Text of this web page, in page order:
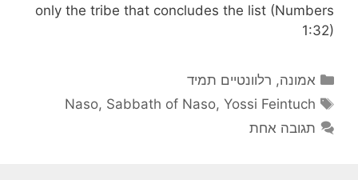
only the tribe that concludes the list (Numbers
1:32)
קטגוריות
אמונה, רלוונטיים תמיד
תגיות
Naso, Sabbath of Naso, Yossi Feintuch
תגובה אחת